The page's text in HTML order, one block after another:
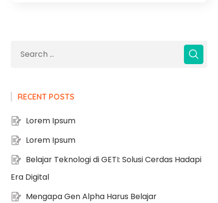
RECENT POSTS
Lorem Ipsum
Lorem Ipsum
Belajar Teknologi di GETI: Solusi Cerdas Hadapi
Era Digital
Mengapa Gen Alpha Harus Belajar